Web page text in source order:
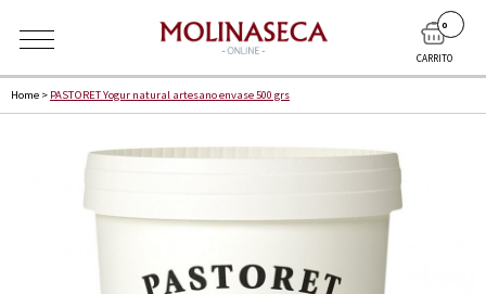
CARRITO
0
Home > PASTORET Yogur natural artesano envase 500 grs